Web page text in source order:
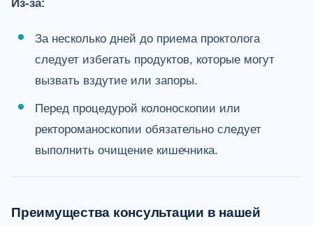
Из-за:
За несколько дней до приема проктолога
следует избегать продуктов, которые могут
вызвать вздутие или запоры.
Перед процедурой колоноскопии или
ректороманоскопии обязательно следует
выполнить очищение кишечника.
Преимущества консультации в нашей